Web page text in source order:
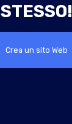
STESSO!
Crea un sito Web